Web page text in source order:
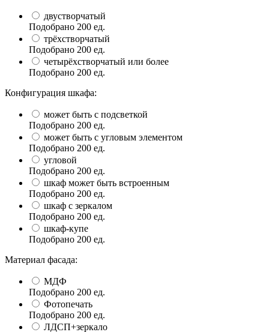
двустворчатый
Подобрано 200 ед.
трёхстворчатый
Подобрано 200 ед.
четырёхстворчатый или более
Подобрано 200 ед.
Конфигурация шкафа:
может быть с подсветкой
Подобрано 200 ед.
может быть с угловым элементом
Подобрано 200 ед.
угловой
Подобрано 200 ед.
шкаф может быть встроенным
Подобрано 200 ед.
шкаф с зеркалом
Подобрано 200 ед.
шкаф-купе
Подобрано 200 ед.
Материал фасада:
МДФ
Подобрано 200 ед.
Фотопечать
Подобрано 200 ед.
ЛДСП+зеркало